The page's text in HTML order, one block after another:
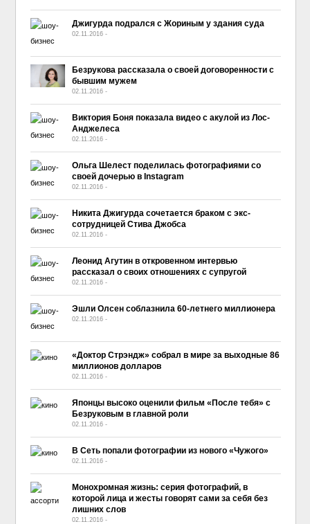
Джигурда подрался с Жориным у здания суда
02.11.2016 -
Безрукова рассказала о своей договоренности с
бывшим мужем
02.11.2016 -
Виктория Боня показала видео с акулой из Лос-
Анджелеса
02.11.2016 -
Ольга Шелест поделилась фотографиями со
своей дочерью в Instagram
02.11.2016 -
Никита Джигурда сочетается браком с экс-
сотрудницей Стива Джобса
02.11.2016 -
Леонид Агутин в откровенном интервью
рассказал о своих отношениях с супругой
02.11.2016 -
Эшли Олсен соблазнила 60-летнего миллионера
02.11.2016 -
«Доктор Стрэндж» собрал в мире за выходные 86
миллионов долларов
02.11.2016 -
Японцы высоко оценили фильм «После тебя» с
Безруковым в главной роли
02.11.2016 -
В Сеть попали фотографии из нового «Чужого»
02.11.2016 -
Монохромная жизнь: серия фотографий, в
которой лица и жесты говорят сами за себя без
лишних слов
02.11.2016 -